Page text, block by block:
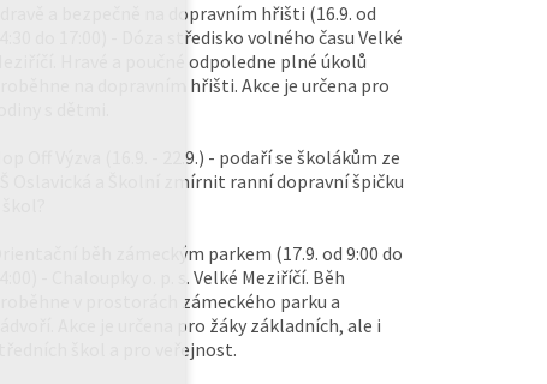
Zdravě a bezpečně na dopravním hřišti (16.9. od
14:30 do 17:00) - Dóza středisko volného času Velké
Meziříčí. Hravé a poučné odpoledne plné úkolů
proběhne na dopravním hřišti. Akce je určena pro
Hop Off Výzva (16.9. - 22.9.) - podaří se školákům ze
ZŠ Oslavická a Školní zmírnit ranní dopravní špičku
Orientační běh zámeckým parkem (17.9. od 9:00 do
14:00) - Chaloupky o. p. s. Velké Meziříčí. Běh
proběhne v prostorách zámeckého parku a
nádvoří. Akce je určena pro žáky základních, ale i
středních škol a pro veřejnost.